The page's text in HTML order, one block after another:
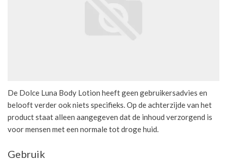
De Dolce Luna Body Lotion heeft geen gebruikersadvies en
belooft verder ook niets specifieks. Op de achterzijde van het
product staat alleen aangegeven dat de inhoud verzorgend is
voor mensen met een normale tot droge huid.
Gebruik